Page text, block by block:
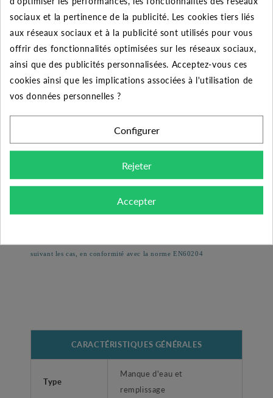
Le coffret MICRO DSE sans électrode, ni capteur jusqu’à
6,5 A.
La gamme de coffret DSN51 avec une seule électrode et
La gamme de coffret DSE sans électrode, ni capteur.
suivant les cas, en conformité avec la norme EN60204
CARACTÉRISTIQUES GÉNÉRALES
Type
Manque d'eau et
remplissage
sociaux et la pertinence de la publicité. Les cookies tiers liés
aux réseaux sociaux et à la publicité sont utilisés pour vous
offrir des fonctionnalités optimisées sur les réseaux sociaux,
ainsi que des publicités personnalisées. Acceptez-vous ces
cookies ainsi que les implications associées à l'utilisation de
vos données personnelles ?
Configurer
Rejeter
Accepter